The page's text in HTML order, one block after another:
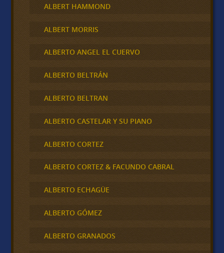
ALBERT HAMMOND
ALBERT MORRIS
ALBERTO ANGEL EL CUERVO
ALBERTO BELTRÁN
ALBERTO BELTRAN
ALBERTO CASTELAR Y SU PIANO
ALBERTO CORTEZ
ALBERTO CORTEZ & FACUNDO CABRAL
ALBERTO ECHAGÜE
ALBERTO GÓMEZ
ALBERTO GRANADOS